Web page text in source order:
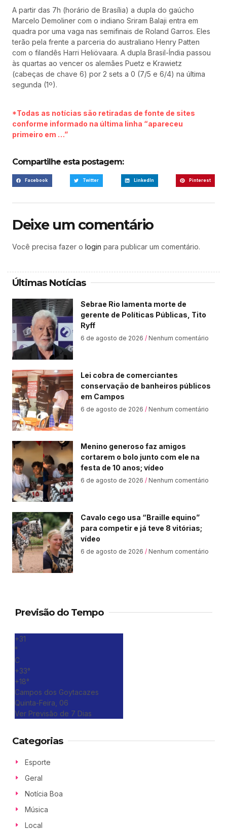
A partir das 7h (horário de Brasília) a dupla do gaúcho
Marcelo Demoliner com o indiano Sriram Balaji entra em
quadra por uma vaga nas semifinais de Roland Garros. Eles
terão pela frente a parceria do australiano Henry Patten
com o filandês Harri Heliövaara. A dupla Brasil-Índia passou
às quartas ao vencer os alemães Puetz e Krawietz
(cabeças de chave 6) por 2 sets a 0 (7/5 e 6/4) na última
segunda (1º).
*Todas as notícias são retiradas de fonte de sites
conforme informado na última linha “apareceu
primeiro em …”
Compartilhe esta postagem:
Facebook Twitter LinkedIn Pinterest
Deixe um comentário
Você precisa fazer o login para publicar um comentário.
Últimas Notícias
Sebrae Rio lamenta morte de
gerente de Políticas Públicas, Tito
Ryff
6 de agosto de 2026 Nenhum comentário
Lei cobra de comerciantes
conservação de banheiros públicos
em Campos
6 de agosto de 2026 Nenhum comentário
Menino generoso faz amigos
cortarem o bolo junto com ele na
festa de 10 anos; vídeo
6 de agosto de 2026 Nenhum comentário
Cavalo cego usa “Braille equino”
para competir e já teve 8 vitórias;
vídeo
6 de agosto de 2026 Nenhum comentário
Previsão do Tempo
+31
°
C
+33°
+18°
Campos dos Goytacazes
Quinta-Feira, 06
Ver Previsão de 7 Dias
Categorias
Esporte
Geral
Notícia Boa
Música
Local